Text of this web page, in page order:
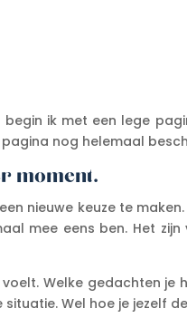
ik met een lege
nog helemaal
moment.
nieuwe keuze te
mee eens ben. Het
Welke gedachten je
Wel hoe je jezelf